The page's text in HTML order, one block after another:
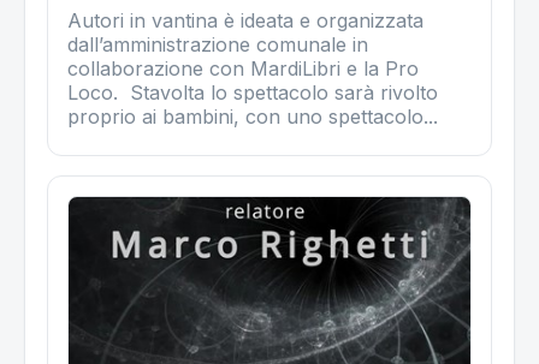
Autori in vantina è ideata e organizzata
dall’amministrazione comunale in
collaborazione con MardiLibri e la Pro
Loco. Stavolta lo spettacolo sarà rivolto
proprio ai bambini, con uno spettacolo...